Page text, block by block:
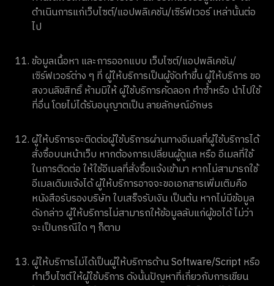
ดำเนินการแก่เว็บไซต์/แอปพลิเคชัน/เซิร์ฟเวอร์ เหล่านั้นต่อ
ไป
ข้อมูลเนื้อหา และการออกแบบ เว็บไซต์/แอปพลิเคชัน/
เซิร์ฟเวอร์ต่าง ๆ ที่ ผู้ให้บริการเป็นผู้จัดทำขึ้น ผู้ให้บริการ ขอ
สงวนลิขสิทธิ์ ห้ามมิให้ ผู้ใช้บริการคัดลอก ทำซ้ำหรือ นำไปใช้
ที่อื่น โดยไม่ได้รับอนุญาตเป็น ลายลักษณ์อักษร
ผู้ให้บริการจะติดต่อผู้ใช้บริการผ่านทางอีเมลที่ผู้ใช้บริการได้
สั่งซื้อบนหน้าเว็บ หากต้องการเปลี่ยนผู้ดูแล หรือ อีเมลที่ใช้
ในการติดต่อ ให้ใช้อีเมลที่สั่งซื้อแจ้งเข้ามา หากไม่สามารถใช้
อีเมลเดิมแจ้งได้ ผู้ให้บริการอาจจะขอเอกสารเพิ่มเติมคือ
หนังสือรับรองบริษัท ใบเสร็จรับเงิน เป็นต้น หากไม่มีข้อมูล
ดังกล่าว ผู้ให้บริการไม่สามารถให้ข้อมูลลับแก่ผู้ขอได้ ไม่ว่า
จะเป็นกรณีใด ๆ ก็ตาม
ผู้ให้บริการไม่ได้เป็นผู้ให้บริการด้าน Software/Script หรือ
ทำเว็บไซต์ให้ผู้ใช้บริการ ดังนั้นปัญหาที่เกี่ยวกับการเขียน